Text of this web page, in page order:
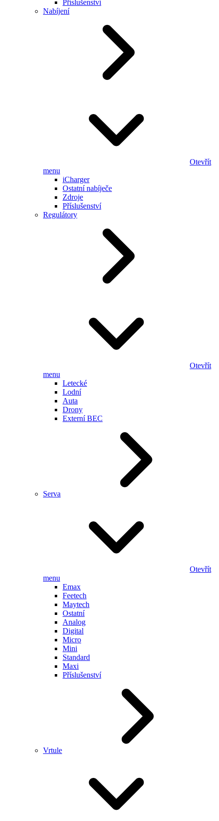
Příslušenství
Nabíjení
Otevřít
menu
iCharger
Ostatní nabíječe
Zdroje
Příslušenství
Regulátory
Otevřít
menu
Letecké
Lodní
Auta
Drony
Externí BEC
Serva
Otevřít
menu
Emax
Feetech
Maytech
Ostatní
Analog
Digital
Micro
Mini
Standard
Maxi
Příslušenství
Vrtule